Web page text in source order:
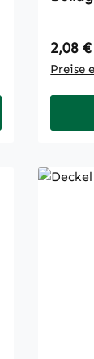
2,08 €
Preise